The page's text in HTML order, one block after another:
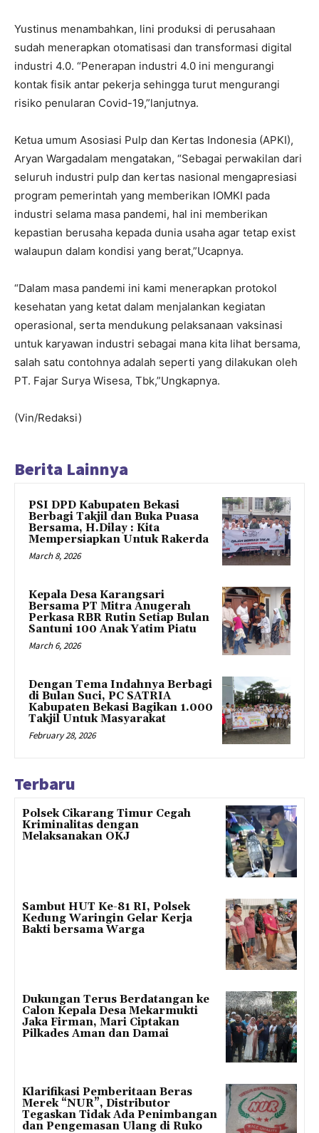
Yustinus menambahkan, lini produksi di perusahaan
sudah menerapkan otomatisasi dan transformasi digital
industri 4.0. “Penerapan industri 4.0 ini mengurangi
kontak fisik antar pekerja sehingga turut mengurangi
risiko penularan Covid-19,”lanjutnya.
Ketua umum Asosiasi Pulp dan Kertas Indonesia (APKI),
Aryan Wargadalam mengatakan, “Sebagai perwakilan dari
seluruh industri pulp dan kertas nasional mengapresiasi
program pemerintah yang memberikan IOMKI pada
industri selama masa pandemi, hal ini memberikan
kepastian berusaha kepada dunia usaha agar tetap exist
walaupun dalam kondisi yang berat,”Ucapnya.
“Dalam masa pandemi ini kami menerapkan protokol
kesehatan yang ketat dalam menjalankan kegiatan
operasional, serta mendukung pelaksanaan vaksinasi
untuk karyawan industri sebagai mana kita lihat bersama,
salah satu contohnya adalah seperti yang dilakukan oleh
PT. Fajar Surya Wisesa, Tbk,”Ungkapnya.
(Vin/Redaksi)
Berita Lainnya
PSI DPD Kabupaten Bekasi
Berbagi Takjil dan Buka Puasa
Bersama, H.Dilay : Kita
Mempersiapkan Untuk Rakerda
March 8, 2026
Kepala Desa Karangsari
Bersama PT Mitra Anugerah
Perkasa RBR Rutin Setiap Bulan
Santuni 100 Anak Yatim Piatu
March 6, 2026
Dengan Tema Indahnya Berbagi
di Bulan Suci, PC SATRIA
Kabupaten Bekasi Bagikan 1.000
Takjil Untuk Masyarakat
February 28, 2026
Terbaru
Polsek Cikarang Timur Cegah
Kriminalitas dengan
Melaksanakan OKJ
Sambut HUT Ke-81 RI, Polsek
Kedung Waringin Gelar Kerja
Bakti bersama Warga
Dukungan Terus Berdatangan ke
Calon Kepala Desa Mekarmukti
Jaka Firman, Mari Ciptakan
Pilkades Aman dan Damai
Klarifikasi Pemberitaan Beras
Merek “NUR”, Distributor
Tegaskan Tidak Ada Penimbangan
dan Pengemasan Ulang di Ruko